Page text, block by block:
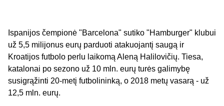
Ispanijos čempionė "Barcelona" sutiko "Hamburger" klubui
už 5,5 milijonus eurų parduoti atakuojantį saugą ir
Kroatijos futbolo perlu laikomą Aleną Halilovičių. Tiesa,
katalonai po sezono už 10 mln. eurų turės galimybę
susigrąžinti 20-metį futbolininką, o 2018 metų vasarą - už
12,5 mln. eurų.